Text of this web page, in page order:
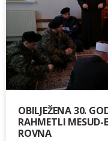
OBILJEŽENA 30.
RAHMETLI MESUD-
ROVNA